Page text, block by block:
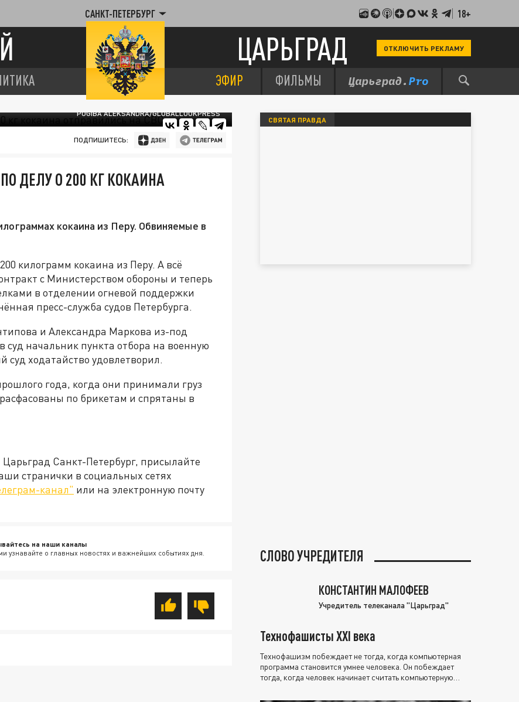
САНКТ-ПЕТЕРБУРГ 18+
ЦАРЬГРАД ОТКЛЮЧИТЬ РЕКЛАМУ
ЭФИР ФИЛЬМЫ
POGIBA ALEKSANDRA/GLOBALLOOKPRESS
ПОДПИШИТЕСЬ:
ДЕЛУ О 200 КГ КОКАИНА
кокаина из Перу. Обвиняемые в
килограмм кокаина из Перу. А всё
с Министерством обороны и теперь
в отделении огневой поддержки
пресс-служба судов Петербурга.
и Александра Маркова из-под
начальник пункта отбора на военную
суд ходатайство удовлетворил.
года, когда они принимали груз
по брикетам и спрятаны в
Санкт-Петербург, присылайте
странички в социальных сетях
канал" или на электронную почту
на наши каналы
узнавайте о главных новостях и важнейших событиях дня.
СВЯТАЯ ПРАВДА
СЛОВО УЧРЕДИТЕЛЯ
КОНСТАНТИН МАЛОФЕЕВ
Учредитель телеканала "Царьград"
Технофашисты XXI века
Технофашизм побеждает не тогда, когда компьютерная
программа становится умнее человека. Он побеждает
тогда, когда человек начинает считать компьютерную